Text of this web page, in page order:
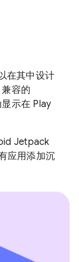
在其中设计
容的
示在 Play
Jetpack
应用添加沉